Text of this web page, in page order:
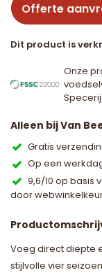
Offerte
Dit product is
Onze
Alleen bij Van
Gratis
Op een
9,6/10 op basis
door
Voeg direct diepte
stijlvolle vier